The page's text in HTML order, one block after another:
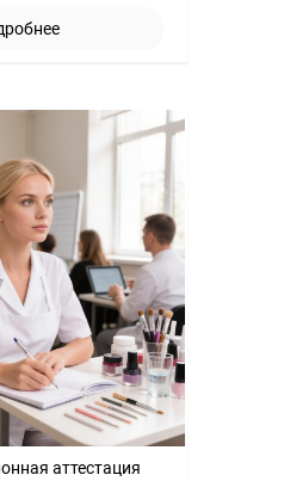
аттестация